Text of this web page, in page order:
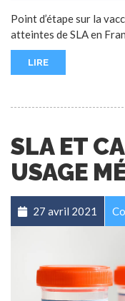
Point d’étape sur la
atteintes de SLA en
LIRE
SLA ET
USAGE
27 avril 2021